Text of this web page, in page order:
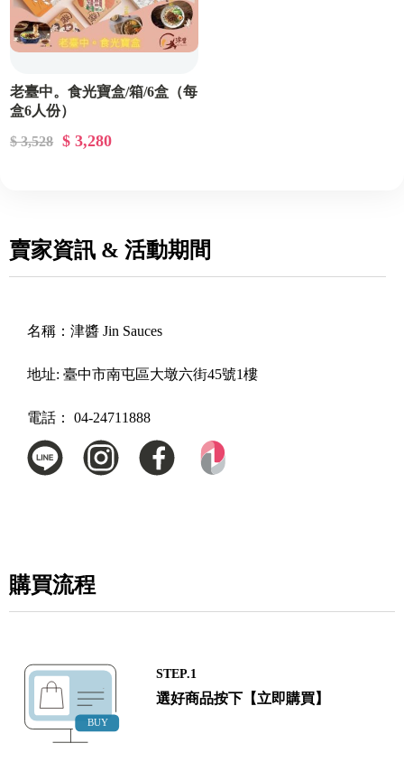
老臺中。食光寶盒/箱/6盒（每
盒6人份）
$ 3,528
$ 3,280
賣家資訊 & 活動期間
名稱： 津醬 Jin Sauces
地址: 臺中市南屯區大墩六街45號1樓
電話： 04-24711888
購買流程
STEP.1
選好商品按下【立即購買】